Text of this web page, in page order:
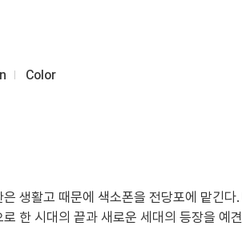
Color
생활고 때문에 색소폰을 전당포에 맡긴
한 시대의 끝과 새로운 세대의 등장을 예